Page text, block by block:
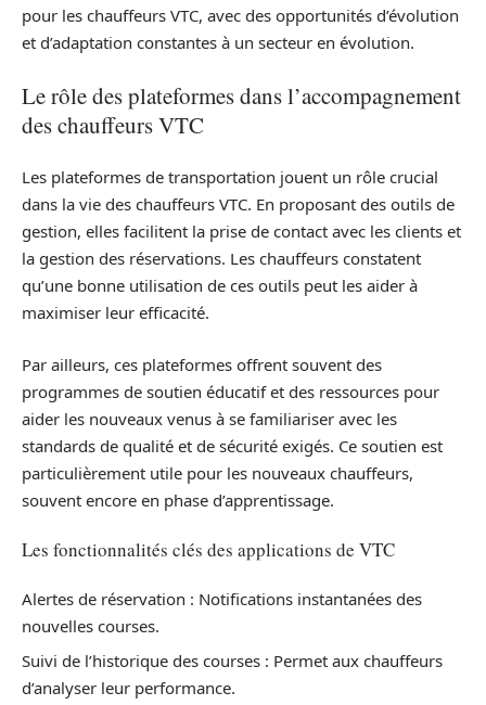
pour les chauffeurs VTC, avec des opportunités d’évolution
et d’adaptation constantes à un secteur en évolution.
Le rôle des plateformes dans l’accompagnement
des chauffeurs VTC
Les plateformes de transportation jouent un rôle crucial
dans la vie des chauffeurs VTC. En proposant des outils de
gestion, elles facilitent la prise de contact avec les clients et
la gestion des réservations. Les chauffeurs constatent
qu’une bonne utilisation de ces outils peut les aider à
maximiser leur efficacité.
Par ailleurs, ces plateformes offrent souvent des
programmes de soutien éducatif et des ressources pour
aider les nouveaux venus à se familiariser avec les
standards de qualité et de sécurité exigés. Ce soutien est
particulièrement utile pour les nouveaux chauffeurs,
souvent encore en phase d’apprentissage.
Les fonctionnalités clés des applications de VTC
Alertes de réservation : Notifications instantanées des
nouvelles courses.
Suivi de l’historique des courses : Permet aux chauffeurs
d’analyser leur performance.